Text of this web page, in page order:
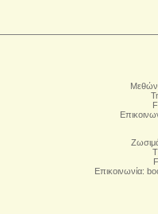
Επικοινωνία: